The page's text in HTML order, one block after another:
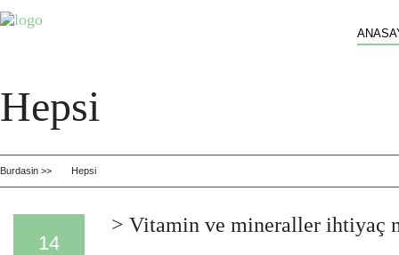
Hepsi
Burdasin >> Hepsi
14
> Vitamin ve mineraller ihtiyaç